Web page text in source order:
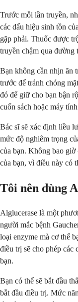
Trước mỗi lần truyền,
các dấu hiệu sinh tồn
gặp phải. Thuốc được
truyền chậm qua
Bạn không cần nhịn ăn
trước để tránh chóng
đó để giữ cho bạn bận
cuốn sách hoặc máy
Bác sĩ sẽ xác định liều
mức độ nghiêm trọng
của bạn. Không bao
của bạn, vì điều này có
Tôi nên dùng
Alglucerase là một
người mắc bệnh
loại enzyme mà cơ thể
điều trị sẽ cho phép các
bạn.
Bạn có thể sẽ bắt đầu
bắt đầu điều trị. Mức